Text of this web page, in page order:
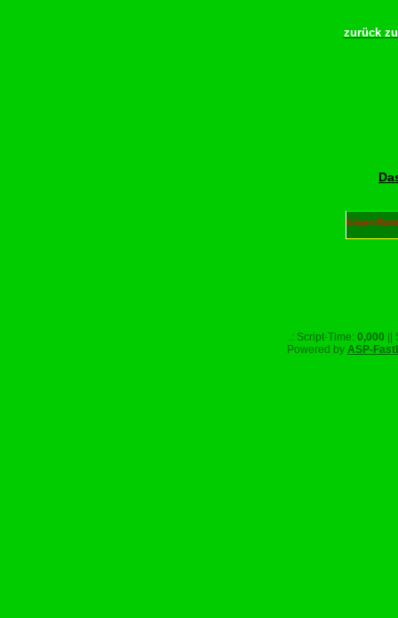
zurück
Unser
.: Script-Time: 0,000
Powered by ASP-